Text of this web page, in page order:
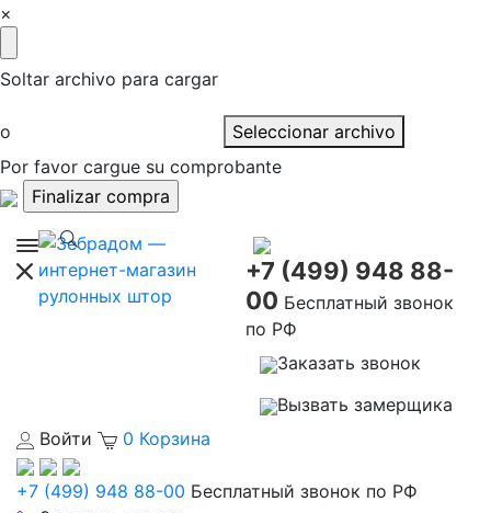
×
Soltar archivo para cargar
o
Seleccionar archivo
Por favor cargue su comprobante
+7 (499) 948 88-
00 Бесплатный звонок
по РФ
Заказать звонок
Вызвать замерщика
Войти
0 Корзина
+7 (499) 948 88-00 Бесплатный звонок по РФ